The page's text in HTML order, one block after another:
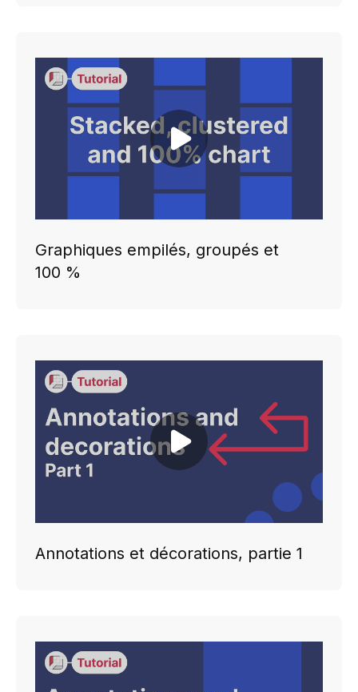
Play video
Graphiques empilés, groupés et
100 %
Play video
Annotations et décorations, partie 1